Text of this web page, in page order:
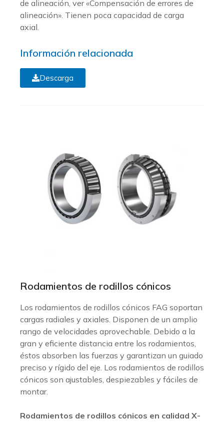
de alineación, ver «Compensación de errores de
alineación». Tienen poca capacidad de carga
axial.
Información relacionada
Descarga
Rodamientos de rodillos cónicos
Los rodamientos de rodillos cónicos FAG soportan
cargas radiales y axiales. Disponen de un amplio
rango de velocidades aprovechable. Debido a la
gran y eficiente distancia entre los rodamientos,
éstos absorben las fuerzas y garantizan un guiado
preciso y rígido del eje. Los rodamientos de rodillos
cónicos son ajustables, despiezables y fáciles de
montar.
Rodamientos de rodillos cónicos en calidad X-